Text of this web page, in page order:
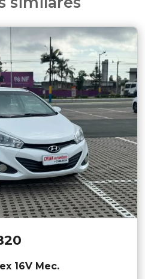
16V Mec.